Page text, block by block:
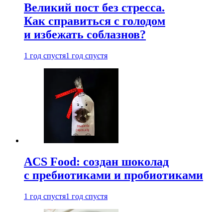
Великий пост без стресса.
Как справиться с голодом
и избежать соблазнов?
1 год спустя1 год спустя
ACS Food: создан шоколад
с пребиотиками и пробиотиками
1 год спустя1 год спустя